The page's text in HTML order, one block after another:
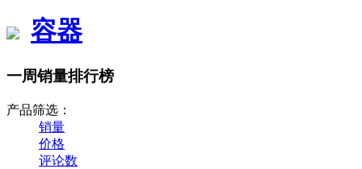
容器
一周销量排行榜
产品筛选：
销量
价格
评论数